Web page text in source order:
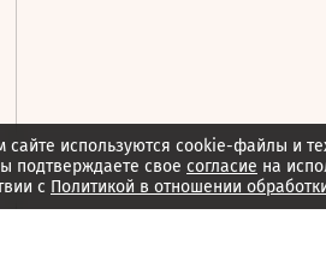
используются cookie-файлы и
подтверждаете свое согласие на
с Политикой в отношении